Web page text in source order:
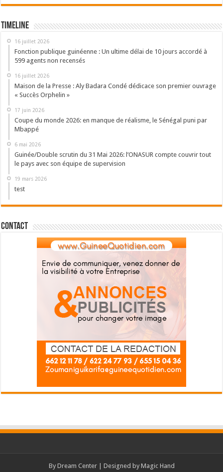
Timeline
16 juillet 2026
Fonction publique guinéenne : Un ultime délai de 10 jours accordé à
599 agents non recensés
16 juillet 2026
Maison de la Presse : Aly Badara Condé dédicace son premier ouvrage
« Succès Orphelin »
17 juin 2026
Coupe du monde 2026: en manque de réalisme, le Sénégal puni par
Mbappé
6 mai 2026
Guinée/Double scrutin du 31 Mai 2026: l’ONASUR compte couvrir tout
le pays avec son équipe de supervision
19 mars 2026
test
Contact
By Dream Center| Designed by Magic Hand